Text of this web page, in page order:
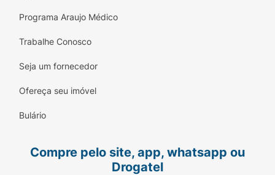
Programa Araujo Médico
Trabalhe Conosco
Seja um fornecedor
Ofereça seu imóvel
Bulário
Compre pelo site, app, whatsapp ou
Drogatel